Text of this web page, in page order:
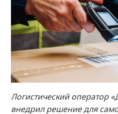
Логистический оператор
внедрил решение для